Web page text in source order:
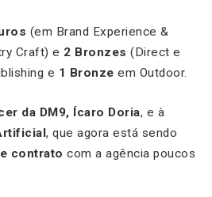
(em Brand Experience &
Craft) e 2 Bronzes (Direct e
e 1 Bronze em Outdoor.
da DM9, Ícaro Doria, e à
, que agora está sendo
contrato com a agência poucos